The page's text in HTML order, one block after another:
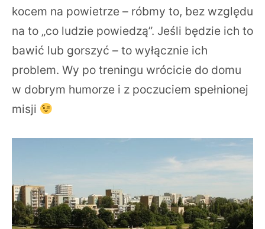
kocem na powietrze – róbmy to, bez względu
na to „co ludzie powiedzą”. Jeśli będzie ich to
bawić lub gorszyć – to wyłącznie ich
problem. Wy po treningu wrócicie do domu
w dobrym humorze i z poczuciem spełnionej
misji